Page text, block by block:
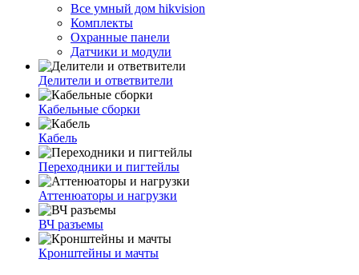
Все умный дом hikvision
Комплекты
Охранные панели
Датчики и модули
Делители и ответвители
Кабельные сборки
Кабель
Переходники и пигтейлы
Аттенюаторы и нагрузки
ВЧ разъемы
Кронштейны и мачты